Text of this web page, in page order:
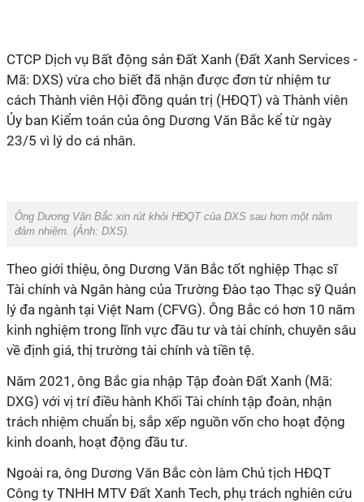
CTCP Dịch vụ Bất động sản Đất Xanh (Đất Xanh Services -
Mã: DXS) vừa cho biết đã nhận được đơn từ nhiệm tư
cách Thành viên Hội đồng quản trị (HĐQT) và Thành viên
Ủy ban Kiểm toán của ông Dương Văn Bắc kể từ ngày
23/5 vì lý do cá nhân.
Ông Dương Văn Bắc xin rút khỏi HĐQT của DXS sau hơn một năm
đảm nhiệm. (Ảnh: DXS).
Theo giới thiệu, ông Dương Văn Bắc tốt nghiệp Thạc sĩ
Tài chính và Ngân hàng của Trường Đào tạo Thạc sỹ Quản
lý đa ngành tại Việt Nam (CFVG). Ông Bắc có hơn 10 năm
kinh nghiệm trong lĩnh vực đầu tư và tài chính, chuyên sâu
về định giá, thị trường tài chính và tiền tệ.
Năm 2021, ông Bắc gia nhập Tập đoàn Đất Xanh (Mã:
DXG) với vị trí điều hành Khối Tài chính tập đoàn, nhận
trách nhiệm chuẩn bị, sắp xếp nguồn vốn cho hoạt động
kinh doanh, hoạt động đầu tư.
Ngoài ra, ông Dương Văn Bắc còn làm Chủ tịch HĐQT
Công ty TNHH MTV Đất Xanh Tech, phụ trách nghiên cứu